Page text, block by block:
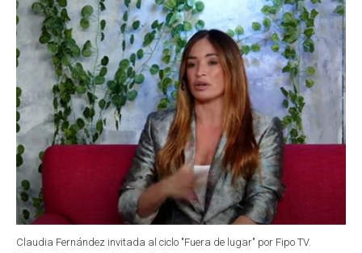
k
p
n
Claudia Fernández invitada al ciclo "Fuera de lugar" por Fipo TV.